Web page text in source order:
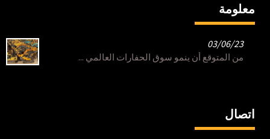
معلومة
03/06/23
من المتوقع أن ينمو سوق الحفارات العالمي ...
اتصال